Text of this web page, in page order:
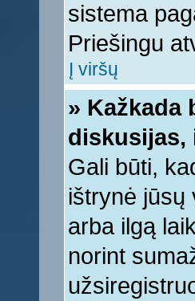
sistema
Priešingu
Į viršų
» Kažkada
diskusijas,
Gali būti,
ištrynė jūsų
arba ilgą
norint